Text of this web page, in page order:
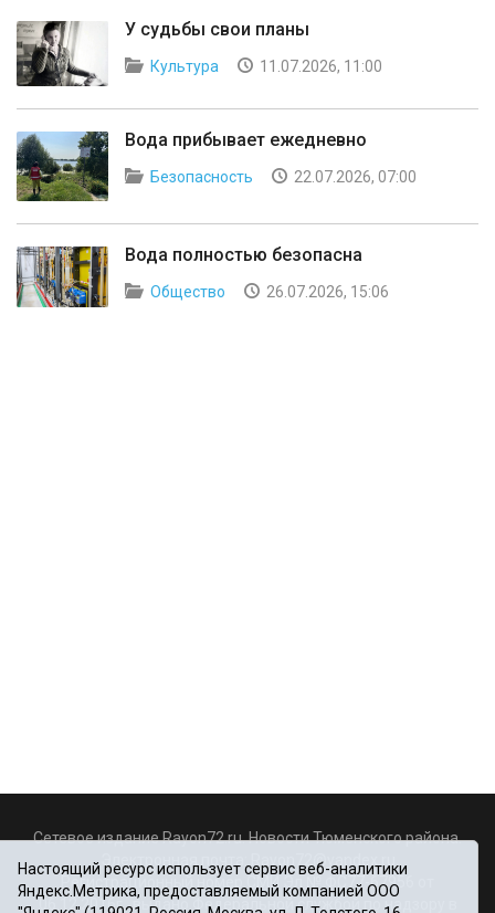
У судьбы свои планы
Культура 11.07.2026, 11:00
Вода прибывает ежедневно
Безопасность 22.07.2026, 07:00
Вода полностью безопасна
Общество 26.07.2026, 15:06
Сетевое издание Rayon72.ru. Новости Тюменского района.
Rayon72@yandex.ru
Регистрационный номер СМИ Эл № ФС77-67956 от
06.12.2016г., выдано Федеральной службой по надзору в
Настоящий ресурс использует сервис веб-аналитики
Яндекс.Метрика, предоставляемый компанией ООО